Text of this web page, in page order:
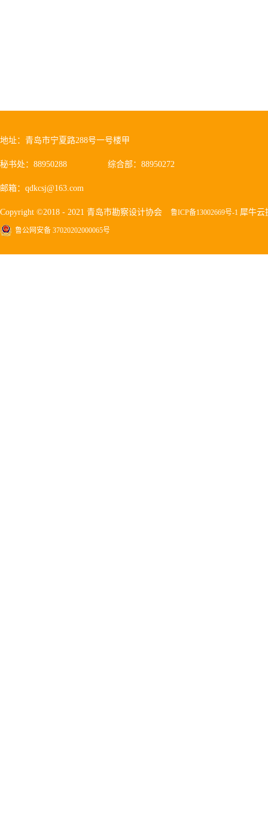
地址：青岛市宁夏路288号一号楼甲
秘书处：88950288 综合部：88950272
邮箱：qdkcsj@163.com
Copyright ©2018 - 2021 青岛市勘察设计协会 鲁ICP备13002669号-1 犀牛云
鲁公网安备 37020202000065号